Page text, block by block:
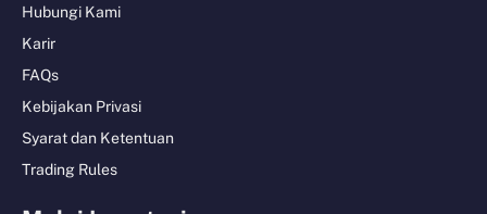
Hubungi Kami
Karir
FAQs
Kebijakan Privasi
Syarat dan Ketentuan
Trading Rules